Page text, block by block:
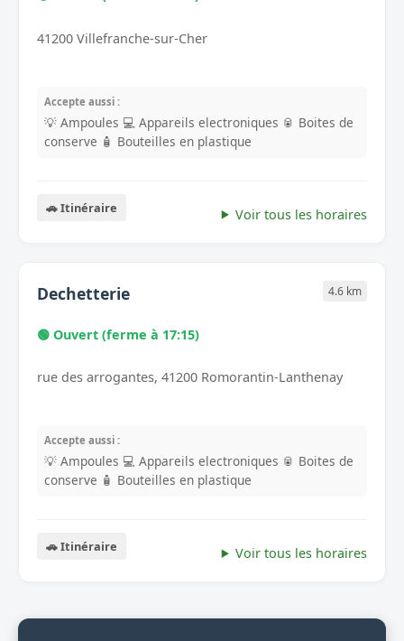
41200 Villefranche-sur-Cher
Accepte aussi :
💡 Ampoules 💻 Appareils electroniques 🥫 Boites de
conserve 🧴 Bouteilles en plastique
🚗 Itinéraire Voir tous les horaires
Dechetterie 4.6 km
🟢 Ouvert (ferme à 17:15)
rue des arrogantes, 41200 Romorantin-Lanthenay
Accepte aussi :
💡 Ampoules 💻 Appareils electroniques 🥫 Boites de
conserve 🧴 Bouteilles en plastique
🚗 Itinéraire Voir tous les horaires